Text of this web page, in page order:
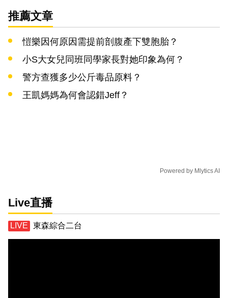
推薦文章
愷樂因何原因需提前剖腹產下雙胞胎？
小S大女兒同班同學家長對她印象為何？
警方查獲多少公斤毒品原料？
王凱媽媽為何會認錯Jeff？
Powered by Mlytics AI
Live直播
東森綜合二台